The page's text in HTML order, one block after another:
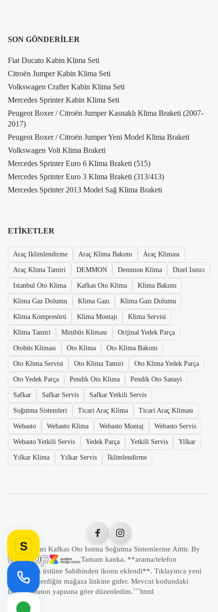
SON GÖNDERILER
Fiat Ducato Kabin Klima Seti
Citroën Jumper Kabin Klima Seti
Volkswagen Crafter Kabin Klima Seti
Mercedes Sprinter Kabin Klima Seti
Peugeot Boxer / Citroën Jumper Kasnaklı Klima Braketi (2007-
2017)
Peugeot Boxer / Citroën Jumper Yeni Model Klima Braketi
Volkswagen Volt Klima Braketi
Mercedes Sprinter Euro 6 Klima Braketi (515)
Mercedes Sprinter Euro 3 Klima Braketi (313/413)
Mercedes Sprinter 2013 Model Sağ Klima Braketi
ETIKETLER
Araç Iklimlendirme Araç Klima Bakımı Araç Kliması
Araç Klima Tamiri DEMMON Demmon Klima Dizel Isıtıcı
Istanbul Oto Klima Kafkas Oto Klima Klima Bakımı
Klima Gaz Dolumu Klima Gazı Klima Gazı Dolumu
Klima Kompresörü Klima Montajı Klima Servisi
Klima Tamiri Minibüs Kliması Orijinal Yedek Parça
Otobüs Kliması Oto Klima Oto Klima Bakımı
Oto Klima Servisi Oto Klima Tamiri Oto Klima Yedek Parça
Oto Yedek Parça Pendik Oto Klima Pendik Oto Sanayi
Safkar Safkar Servis Safkar Yetkili Servis
Soğutma Sistemleri Ticari Araç Klima Ticari Araç Kliması
Webasto Webasto Klima Webasto Montaj Webasto Servis
Webasto Yetkili Servis Yedek Parça Yetkili Servis Yilkar
Yılkar Klima Yılkar Servis İklimlendirme
Tüm Hakları Kafkas Oto Isıtma Soğutma Sistemlerine Aittir. By
Tamam kanka, **arama/telefon
butonunun üstüne Sahibinden ikonu eklendi**. Tıklayınca yeni
sekmede verdiğin mağaza linkine gider. Mevcut kodundaki
floating buton yapısına göre düzenledim.```html
S